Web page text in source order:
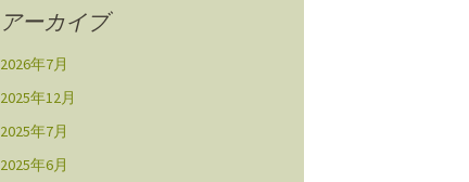
アーカイブ
2026年7月
2025年12月
2025年7月
2025年6月